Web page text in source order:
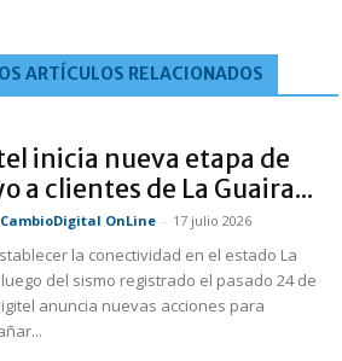
ARTÍCULOS RELACIONADOS
inicia nueva etapa de
a clientes de La Guaira...
OnLine - 17 julio 2026
la conectividad en el estado La
del sismo registrado el pasado 24 de
anuncia nuevas acciones para